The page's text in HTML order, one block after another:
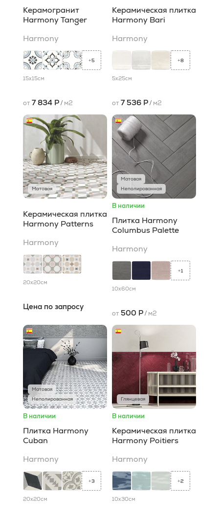
Керамогранит
Harmony Tanger
Harmony
+5
15x15см
от 7 834 Р/ м2
Керамическая плитка
Harmony Bari
Harmony
+8
5x25см
от 7 536 Р/ м2
Матовая
Керамическая плитка
Harmony Patterns
Harmony
20x20см
Цена по запросу
Матовая
Неполированная
В наличии
Плитка Harmony
Columbus Palette
Harmony
+1
10x60см
от 500 Р/ м2
Матовая
Неполированная
В наличии
Плитка Harmony
Cuban
Harmony
+3
20x20см
Глянцевая
В наличии
Керамическая плитка
Harmony Poitiers
Harmony
+2
10x30см